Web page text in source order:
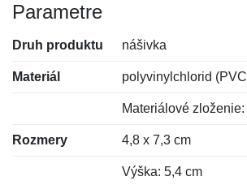
Parametre
Druh produktu nášivka
Materiál polyvinylchlorid
Materiálové
Rozmery 4,8 x 7,3 cm
Výška: 5,4 cm